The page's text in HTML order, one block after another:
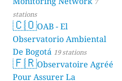
stations
🇨🇴OAB - El
Observatorio Ambiental
De Bogotá 19 stations
🇫🇷Observatoire Agréé
Pour Assurer La